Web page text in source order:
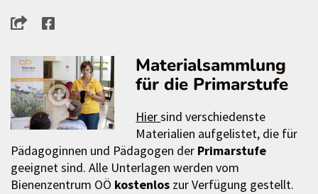
Materialsammlung
für die Primarstufe
Hiersind verschiedenste
Materialien aufgelistet, die für
Pädagoginnen und Pädagogen der Primarstufe
geeignet sind. Alle Unterlagen werden vom
Bienenzentrum OÖ kostenlos zur Verfügung gestellt.